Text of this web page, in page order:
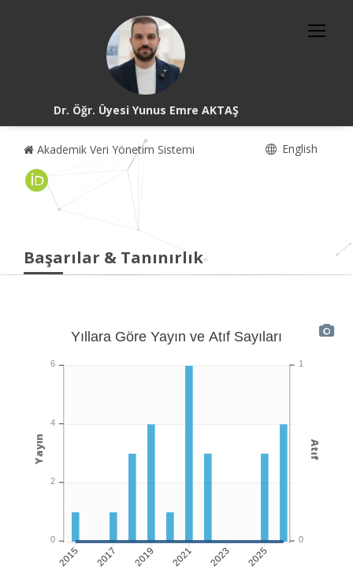
Dr. Öğr. Üyesi Yunus Emre AKTAŞ
Akademik Veri Yönetim Sistemi English
Başarılar & Tanınırlık
2015 2017 2019 2021 2023 2025
Yıllara Göre Yayın ve Atıf Sayıları
1
0
Atıf
6
4
2
0
Yayın